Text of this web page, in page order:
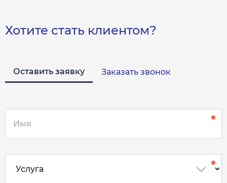
Хотите стать клиентом?
Оставить заявку Заказать звонок